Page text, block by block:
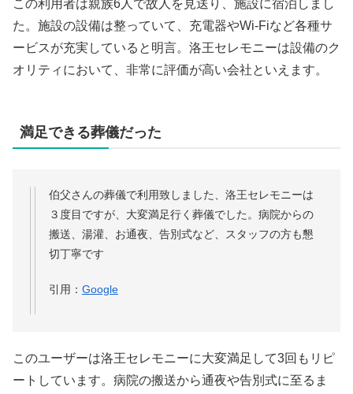
この利用者は親族6人で故人を見送り、施設に宿泊しまし
た。施設の設備は整っていて、充電器やWi-Fiなど各種サ
ービスが充実していると明言。洛王セレモニーは設備のク
オリティにおいて、非常に評価が高い会社といえます。
満足できる葬儀だった
伯父さんの葬儀で利用致しました、洛王セレモニーは
３度目ですが、大変満足行く葬儀でした。病院からの
搬送、湯灌、お通夜、告別式など、スタッフの方も懇
切丁寧です
引用： Google
このユーザーは洛王セレモニーに大変満足して3回もリピ
ートしています。病院の搬送から通夜や告別式に至るま